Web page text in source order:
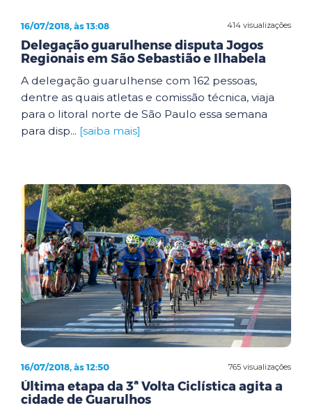
414 visualizações
16/07/2018, às 13:08
Delegação guarulhense disputa Jogos
Regionais em São Sebastião e Ilhabela
A delegação guarulhense com 162 pessoas,
dentre as quais atletas e comissão técnica, viaja
para o litoral norte de São Paulo essa semana
para disp... [saiba mais]
765 visualizações
16/07/2018, às 12:50
Última etapa da 3ª Volta Ciclística agita a
cidade de Guarulhos